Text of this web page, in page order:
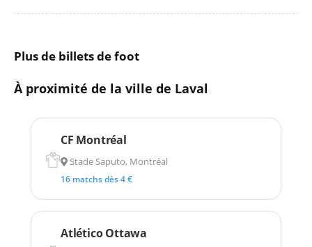
Plus de billets de foot
À proximité de la ville de Laval
CF Montréal
Stade Saputo, Montréal
16 matchs dès 4 €
Atlético Ottawa